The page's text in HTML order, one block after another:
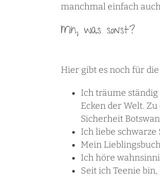
manchmal einfach
Mh, was sonst?
Hier gibt es noch für
Ich träume
Ecken der Welt.
Sicherheit
Ich liebe schwarze
Mein
Ich höre
Seit ich Teenie